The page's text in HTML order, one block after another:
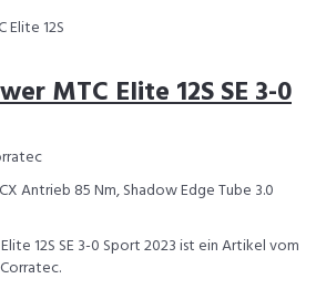
MTC Elite 12S SE 3-0
Antrieb 85 Nm, Shadow Edge Tube 3.0
12S SE 3-0 Sport 2023 ist ein Artikel vom